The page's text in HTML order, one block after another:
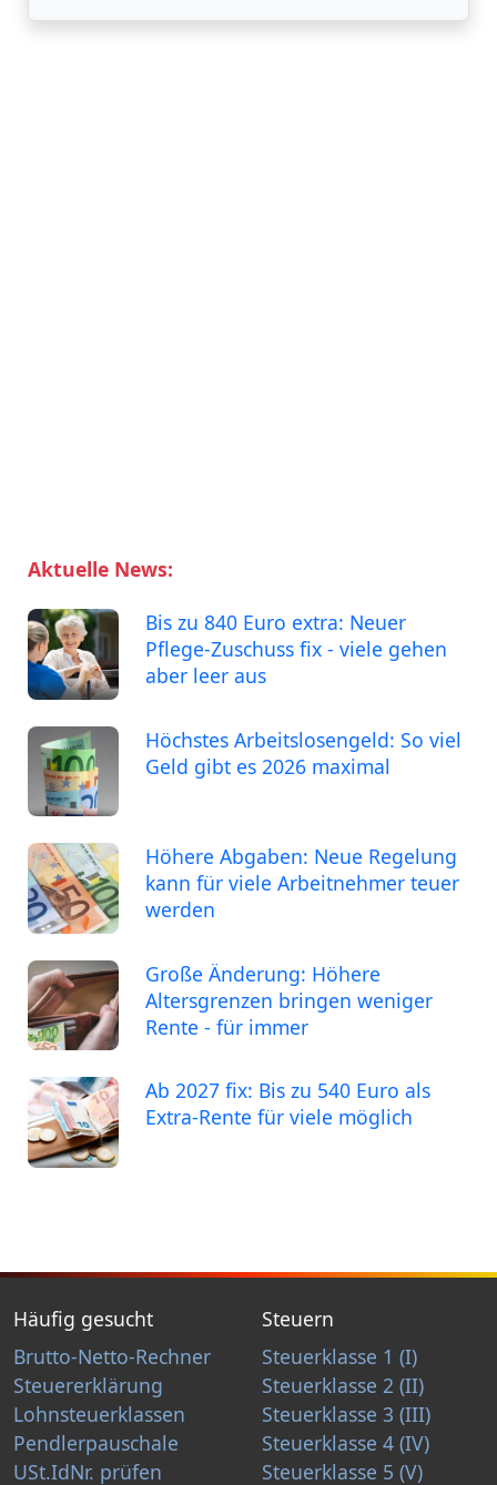
Aktuelle News:
Bis zu 840 Euro extra: Neuer
Pflege-Zuschuss fix - viele gehen
aber leer aus
Höchstes Arbeitslosengeld: So viel
Geld gibt es 2026 maximal
Höhere Abgaben: Neue Regelung
kann für viele Arbeitnehmer teuer
werden
Große Änderung: Höhere
Altersgrenzen bringen weniger
Rente - für immer
Ab 2027 fix: Bis zu 540 Euro als
Extra-Rente für viele möglich
Häufig gesucht
Brutto-Netto-Rechner
Steuererklärung
Lohnsteuerklassen
Pendlerpauschale
USt.IdNr. prüfen
Steuern
Steuerklasse 1 (I)
Steuerklasse 2 (II)
Steuerklasse 3 (III)
Steuerklasse 4 (IV)
Steuerklasse 5 (V)